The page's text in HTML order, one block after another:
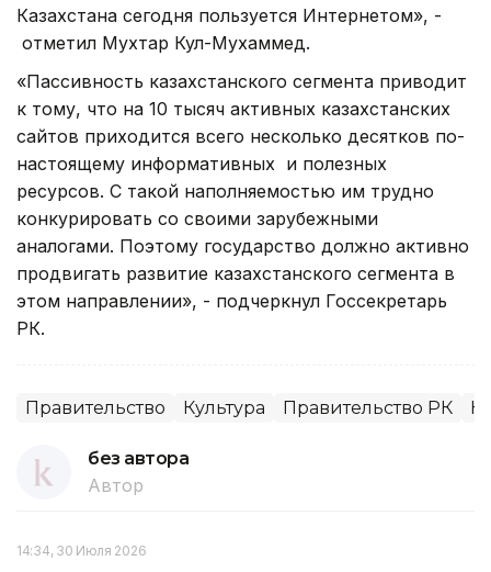
Казахстана сегодня пользуется Интернетом», -
отметил Мухтар Кул-Мухаммед.
«Пассивность казахстанского сегмента приводит
к тому, что на 10 тысяч активных казахстанских
сайтов приходится всего несколько десятков по-
настоящему информативных и полезных
ресурсов. С такой наполняемостью им трудно
конкурировать со своими зарубежными
аналогами. Поэтому государство должно активно
продвигать развитие казахстанского сегмента в
этом направлении», - подчеркнул Госсекретарь
РК.
Правительство Культура Правительство РК
без автора
Автор
14:34, 30 Июля 2026